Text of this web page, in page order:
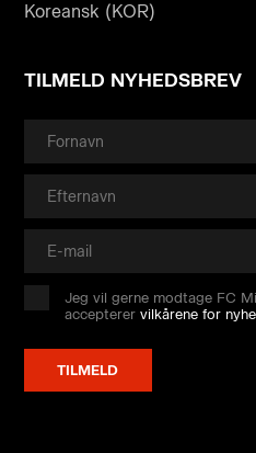
Koreansk (KOR)
TILMELD NYHEDSBREV
Jeg vil gerne modtage FC
accepterervilkårene for